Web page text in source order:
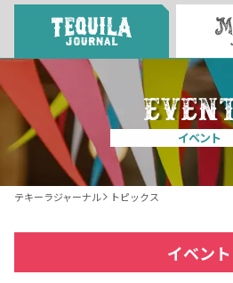
About
テキーラとは
イベント
テキーラジャーナル トピックス
イベント